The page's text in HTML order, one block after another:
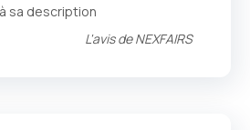
sa description
L'avis deNEXFAIRS